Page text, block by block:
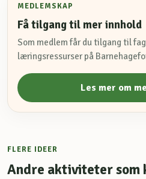
MEDLEMSKAP
Få tilgang til mer innhold
Som medlem får du tilgang til
læringsressurser på
Les mer om
FLERE IDEER
Andre aktiviteter som